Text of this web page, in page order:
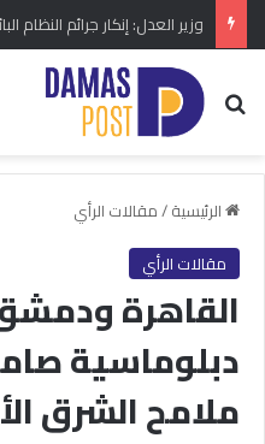
بحث عن
الرئيسية/مقالات الرأي
مقالات الرأي
القاهرة
دبلوماسية
ملامح الشرق